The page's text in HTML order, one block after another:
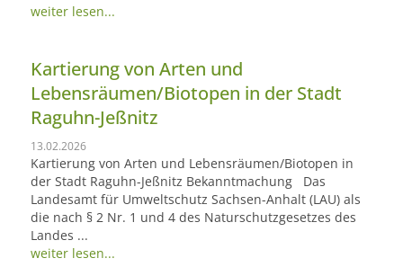
weiter lesen...
Kartierung von Arten und
Lebensräumen/Biotopen in der Stadt
Raguhn-Jeßnitz
13.02.2026
Kartierung von Arten und Lebensräumen/Biotopen in
der Stadt Raguhn-Jeßnitz Bekanntmachung Das
Landesamt für Umweltschutz Sachsen-Anhalt (LAU) als
die nach § 2 Nr. 1 und 4 des Naturschutzgesetzes des
Landes ...
weiter lesen...